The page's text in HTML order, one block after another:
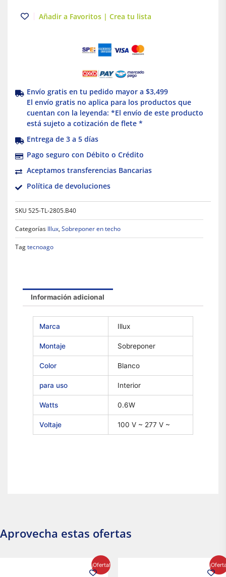
Añadir a Favoritos | Crea tu lista
Envío gratis en tu pedido mayor a $3,499
El envío gratis no aplica para los productos que
cuentan con la leyenda: *El envío de este producto
está sujeto a cotización de flete *
Entrega de 3 a 5 días
Pago seguro con Débito o Crédito
Aceptamos transferencias Bancarias
Política de devoluciones
SKU 525-TL-2805.B40
Categorías Illux, Sobreponer en techo
Tagtecnoago
Información adicional
Marca Illux
Montaje Sobreponer
Color Blanco
para uso Interior
Watts 0.6W
Voltaje 100 V ~ 277 V ~
Aprovecha estas ofertas
¡Oferta!
precio
precio